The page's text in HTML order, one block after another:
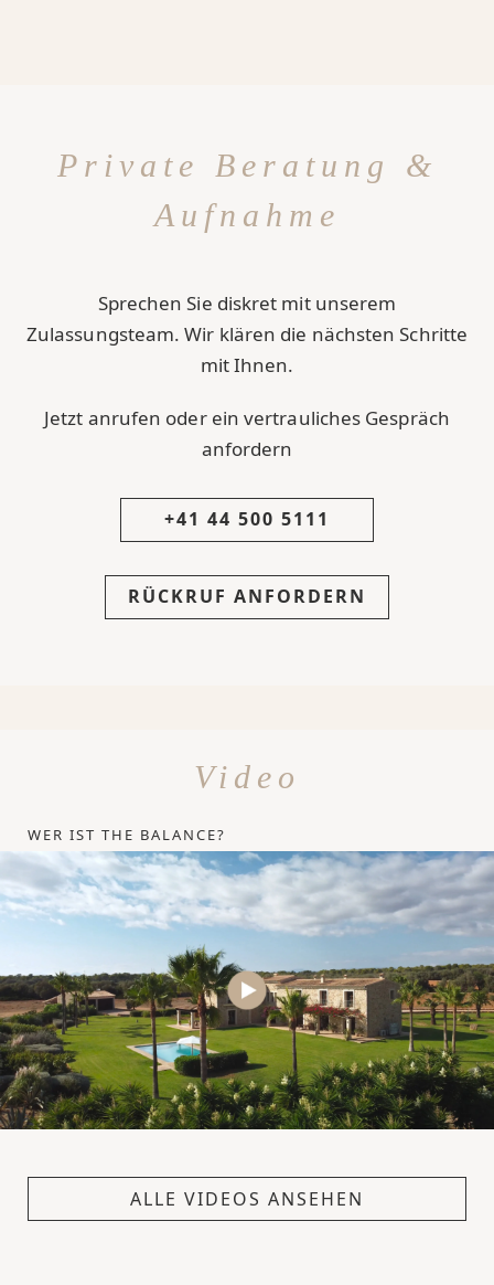
Private Beratung &
Aufnahme
Sprechen Sie diskret mit unserem
Zulassungsteam. Wir klären die nächsten Schritte
mit Ihnen.
Jetzt anrufen oder ein vertrauliches Gespräch
anfordern
+41 44 500 5111
RÜCKRUF ANFORDERN
Video
WER IST THE BALANCE?
ALLE VIDEOS ANSEHEN